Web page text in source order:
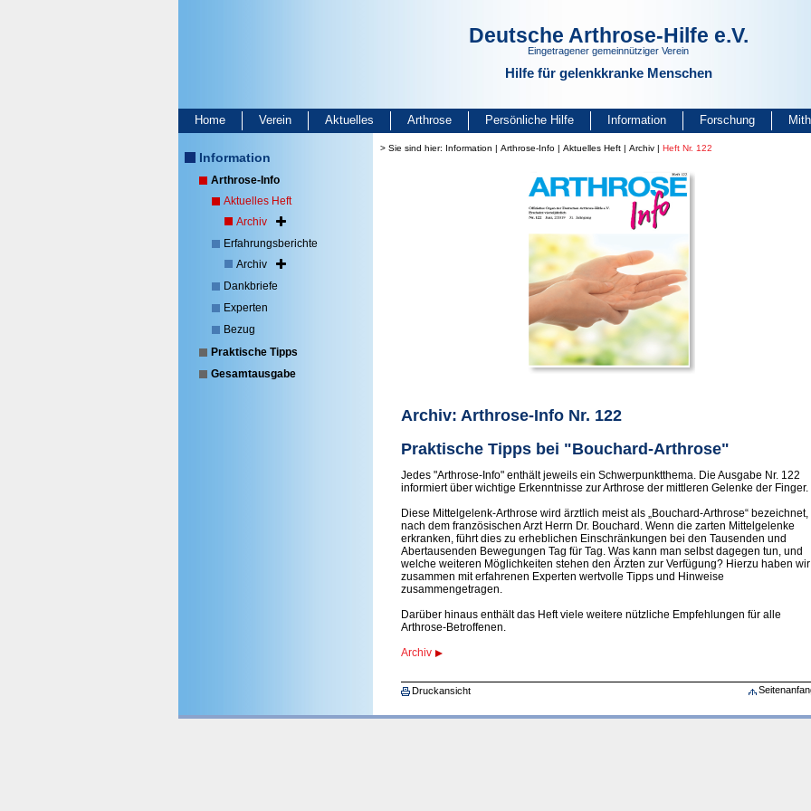
Deutsche Arthrose-Hilfe e.V.
Eingetragener gemeinnütziger Verein
Hilfe für gelenkkranke Menschen
Home Verein Aktuelles Arthrose Persönliche Hilfe Information Forschung
Information
Arthrose-Info
Aktuelles Heft
Archiv
Erfahrungsberichte
Archiv
Dankbriefe
Experten
Bezug
Praktische Tipps
Gesamtausgabe
> Sie sind hier: Information | Arthrose-Info | Aktuelles Heft | Archiv | Heft Nr. 122
Archiv: Arthrose-Info Nr. 122
Praktische Tipps bei "Bouchard-Arthrose"
Jedes "Arthrose-Info" enthält jeweils ein Schwerpunktthema. Die Ausgabe Nr. 122
informiert über wichtige Erkenntnisse zur Arthrose der mittleren Gelenke der Finger.
Diese Mittelgelenk-Arthrose wird ärztlich meist als „Bouchard-Arthrose“ bezeichnet,
nach dem französischen Arzt Herrn Dr. Bouchard. Wenn die zarten Mittelgelenke
erkranken, führt dies zu erheblichen Einschränkungen bei den Tausenden und
Abertausenden Bewegungen Tag für Tag. Was kann man selbst dagegen tun, und
welche weiteren Möglichkeiten stehen den Ärzten zur Verfügung? Hierzu haben wir
zusammen mit erfahrenen Experten wertvolle Tipps und Hinweise
zusammengetragen.
Darüber hinaus enthält das Heft viele weitere nützliche Empfehlungen für alle
Arthrose-Betroffenen.
Archiv
Druckansicht